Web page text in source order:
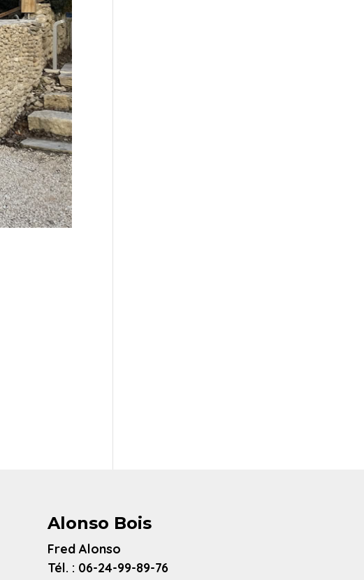
Alonso Bois
Fred Alonso
Tél. : 06-24-99-89-76